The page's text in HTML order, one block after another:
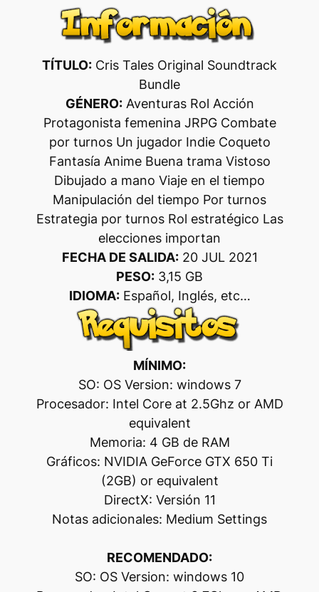
TÍTULO: Cris Tales Original Soundtrack
Bundle
GÉNERO:Aventuras Rol Acción
Protagonista femenina JRPG Combate
por turnos Un jugador Indie Coqueto
Fantasía Anime Buena trama Vistoso
Dibujado a mano Viaje en el tiempo
Manipulación del tiempo Por turnos
Estrategia por turnos Rol estratégico Las
elecciones importan
FECHA DE SALIDA:20 JUL 2021
PESO: 3,15 GB
IDIOMA:Español, Inglés, etc…
MÍNIMO:
SO: OS Version: windows 7
Procesador: Intel Core at 2.5Ghz or AMD
equivalent
Memoria: 4 GB de RAM
Gráficos: NVIDIA GeForce GTX 650 Ti
(2GB) or equivalent
DirectX: Versión 11
Notas adicionales: Medium Settings
RECOMENDADO:
SO: OS Version: windows 10